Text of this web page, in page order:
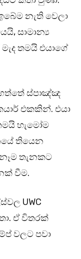
නැති වෙලා
සාමාන්‍ය
තමයි එයාගේ
ස්පාඤ්ඤ
එකකින්. එයා
හැමෝම
තියෙන
තැනකට
වීම.
UWC
ඒ විතරක්
වලට පවා